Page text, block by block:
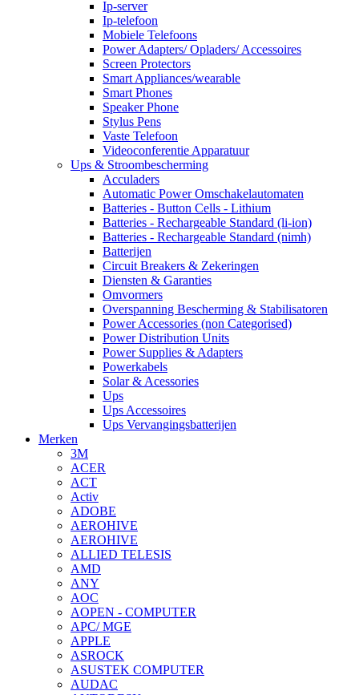
Ip-server
Ip-telefoon
Mobiele Telefoons
Power Adapters/ Opladers/ Accessoires
Screen Protectors
Smart Appliances/wearable
Smart Phones
Speaker Phone
Stylus Pens
Vaste Telefoon
Videoconferentie Apparatuur
Ups & Stroombescherming
Acculaders
Automatic Power Omschakelautomaten
Batteries - Button Cells - Lithium
Batteries - Rechargeable Standard (li-ion)
Batteries - Rechargeable Standard (nimh)
Batterijen
Circuit Breakers & Zekeringen
Diensten & Garanties
Omvormers
Overspanning Bescherming & Stabilisatoren
Power Accessories (non Categorised)
Power Distribution Units
Power Supplies & Adapters
Powerkabels
Solar & Acessories
Ups
Ups Accessoires
Ups Vervangingsbatterijen
Merken
3M
ACER
ACT
Activ
ADOBE
AEROHIVE
AEROHIVE
ALLIED TELESIS
AMD
ANY
AOC
AOPEN - COMPUTER
APC/ MGE
APPLE
ASROCK
ASUSTEK COMPUTER
AUDAC